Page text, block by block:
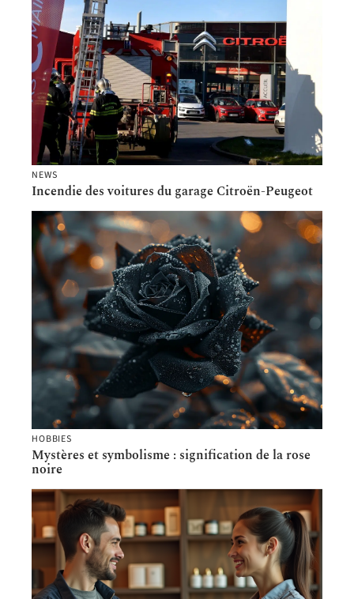
NEWS
Incendie des voitures du garage Citroën-Peugeot
HOBBIES
Mystères et symbolisme : signification de la rose
noire